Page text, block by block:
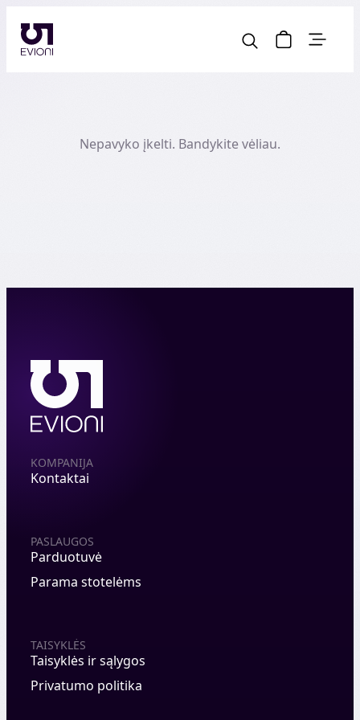
Nepavyko įkelti. Bandykite vėliau.
KOMPANIJA
Kontaktai
PASLAUGOS
Parduotuvė
Parama stotelėms
TAISYKLĖS
Taisyklės ir sąlygos
Privatumo politika